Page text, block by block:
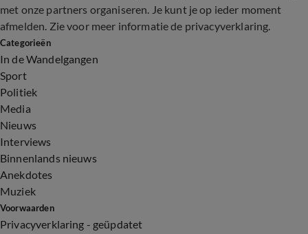
met onze partners organiseren. Je kunt je op ieder moment
afmelden. Zie voor meer informatie de privacyverklaring.
Categorieën
In de Wandelgangen
Sport
Politiek
Media
Nieuws
Interviews
Binnenlands nieuws
Anekdotes
Muziek
Voorwaarden
Privacyverklaring - geüpdatet